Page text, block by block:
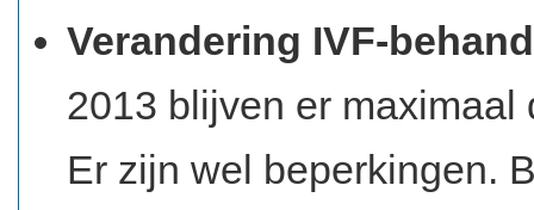
Verandering IVF-
2013 blijven er
Er zijn wel beperkingen.